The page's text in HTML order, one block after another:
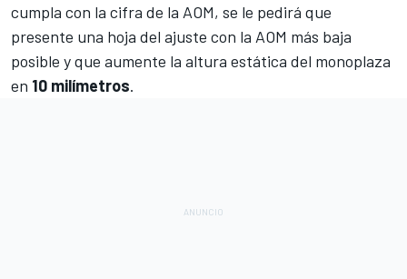
cumpla con la cifra de la AOM, se le pedirá que
presente una hoja del ajuste con la AOM más baja
posible y que aumente la altura estática del monoplaza
en 10 milímetros.